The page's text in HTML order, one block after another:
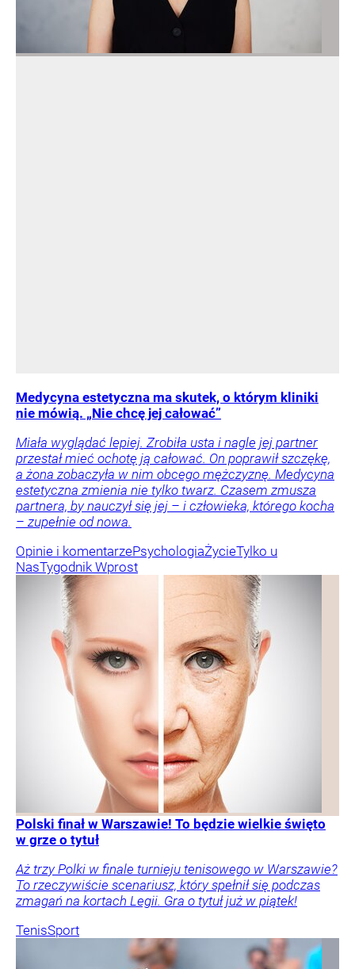
Medycyna estetyczna ma skutek, o którym kliniki
nie mówią. „Nie chcę jej całować”
Miała wyglądać lepiej. Zrobiła usta i nagle jej partner
przestał mieć ochotę ją całować. On poprawił szczękę,
a żona zobaczyła w nim obcego mężczyznę. Medycyna
estetyczna zmienia nie tylko twarz. Czasem zmusza
partnera, by nauczył się jej – i człowieka, którego kocha
– zupełnie od nowa.
Opinie i komentarzePsychologiaŻycieTylko u
NasTygodnik Wprost
Polski finał w Warszawie! To będzie wielkie święto
w grze o tytuł
Aż trzy Polki w finale turnieju tenisowego w Warszawie?
To rzeczywiście scenariusz, który spełnił się podczas
zmagań na kortach Legii. Gra o tytuł już w piątek!
TenisSport